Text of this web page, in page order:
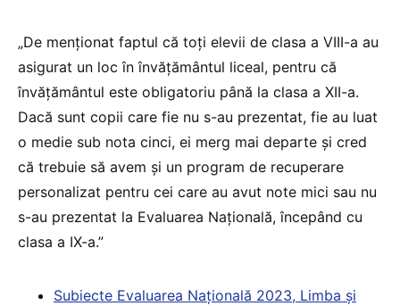
„De menționat faptul că toți elevii de clasa a VIII-a au
asigurat un loc în învățământul liceal, pentru că
învățământul este obligatoriu până la clasa a XII-a.
Dacă sunt copii care fie nu s-au prezentat, fie au luat
o medie sub nota cinci, ei merg mai departe și cred
că trebuie să avem și un program de recuperare
personalizat pentru cei care au avut note mici sau nu
s-au prezentat la Evaluarea Națională, începând cu
clasa a IX-a.”
Subiecte Evaluarea Națională 2023, Limba și